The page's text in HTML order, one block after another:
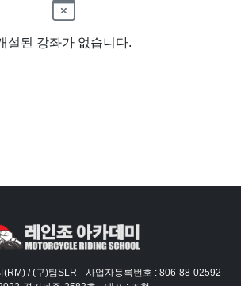
설된 강좌가 없습니다.
(RM) / (구)팀SLR
사업자등록번호 : 806-88-02592